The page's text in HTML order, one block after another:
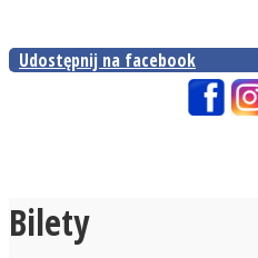
Udostępnij na facebook
Bilety